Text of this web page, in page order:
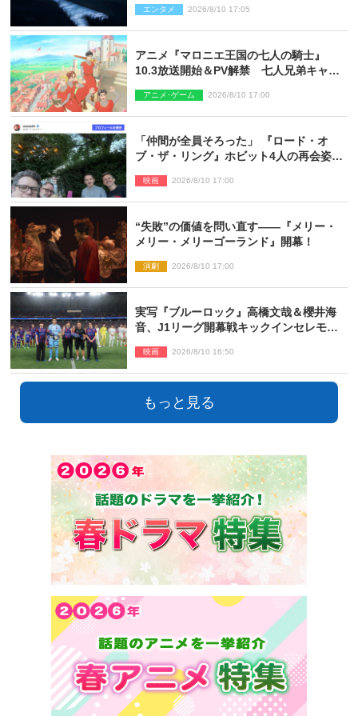
エンタメ 2026/8/10 17:05
アニメ『マロニエ王国の七人の騎士』
10.3放送開始＆PV解禁 七人兄弟キャス
アニメ･ゲーム 2026/8/10 17:00
「仲間が全員そろった」 『ロード・オ
ブ・ザ・リング』ホビット4人の再会姿に
映画 2026/8/10 17:00
“失敗”の価値を問い直す――『メリー・
メリー・メリーゴーランド』開幕！
演劇 2026/8/10 17:00
実写『ブルーロック』高橋文哉＆櫻井海
音、J1リーグ開幕戦キックインセレモニ
映画 2026/8/10 16:50
もっと見る